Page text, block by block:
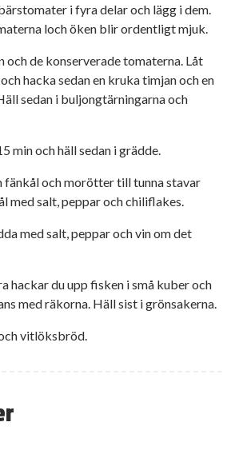
i fyra delar och lägg i dem.
loch öken blir ordentligt mjuk.
och de konserverade tomaterna. Låt
hacka sedan en kruka timjan och en
sedan i buljongtärningarna och
min och häll sedan i grädde.
fänkål och morötter till tunna stavar
med salt, peppar och chiliflakes.
med salt, peppar och vin om det
hackar du upp fisken i små kuber och
med räkorna. Häll sist i grönsakerna.
vitlöksbröd.